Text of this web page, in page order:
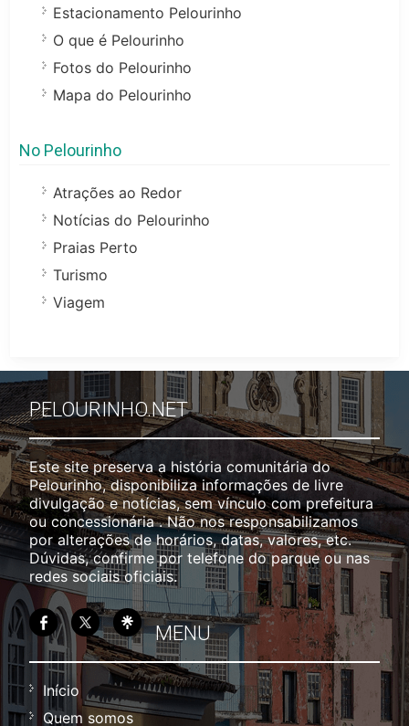
Estacionamento Pelourinho
O que é Pelourinho
Fotos do Pelourinho
Mapa do Pelourinho
No Pelourinho
Atrações ao Redor
Notícias do Pelourinho
Praias Perto
Turismo
Viagem
PELOURINHO.NET
Este site preserva a história comunitária do
Pelourinho, disponibiliza informações de livre
divulgação e notícias, sem vínculo com prefeitura
ou concessionária . Não nos responsabilizamos
por alterações de horários, datas, valores, etc.
Dúvidas, confirme por telefone do parque ou nas
redes sociais oficiais.
MENU
Início
Quem somos